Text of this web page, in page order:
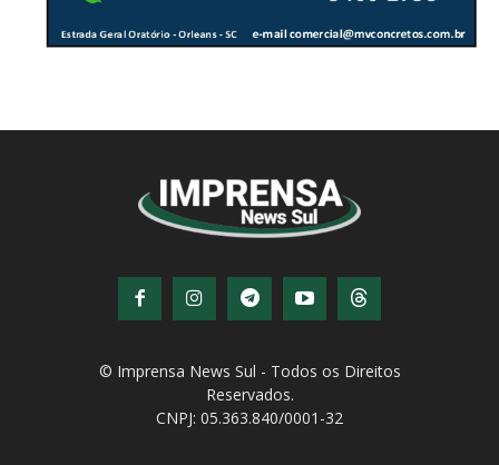
© Imprensa News Sul - Todos os Direitos
Reservados.
CNPJ: 05.363.840/0001-32